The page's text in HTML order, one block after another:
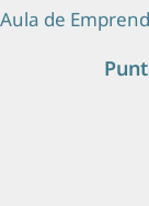
Aula de